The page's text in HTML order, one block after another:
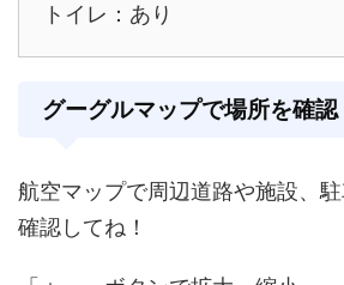
トイレ：あり
グーグルマップで場所を確認
航空マップで周辺道路や施設、
確認してね！